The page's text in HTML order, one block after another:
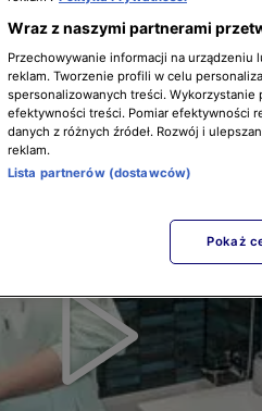
Wraz z naszymi partnerami
Przechowywanie informacji na
reklam. Tworzenie profili w celu
spersonalizowanych treści.
efektywności treści. Pomiar efektywności
danych z różnych źródeł. Rozwój i
reklam.
Lista partnerów (dostawców)
Pokaż